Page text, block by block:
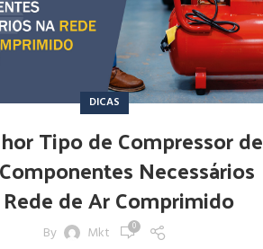
DICAS
Tipo de Compressor de
Necessários
de Ar Comprimido
By Mkt 0